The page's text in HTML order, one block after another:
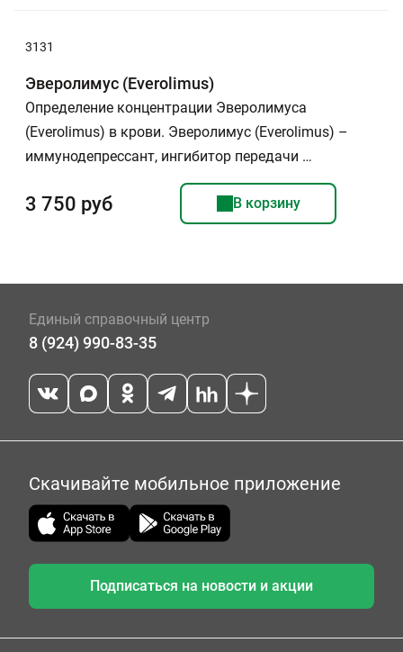
3131
Эверолимус (Everolimus)
Определение концентрации Эверолимуса
(Everolimus) в крови. Эверолимус (Everolimus) –
иммунодепрессант, ингибитор передачи …
3 750 руб В корзину
Единый справочный центр
8 (924) 990-83-35
Скачивайте мобильное приложение
Подписаться на новости и акции